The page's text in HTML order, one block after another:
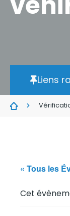
Liens
« Tous les
Cet